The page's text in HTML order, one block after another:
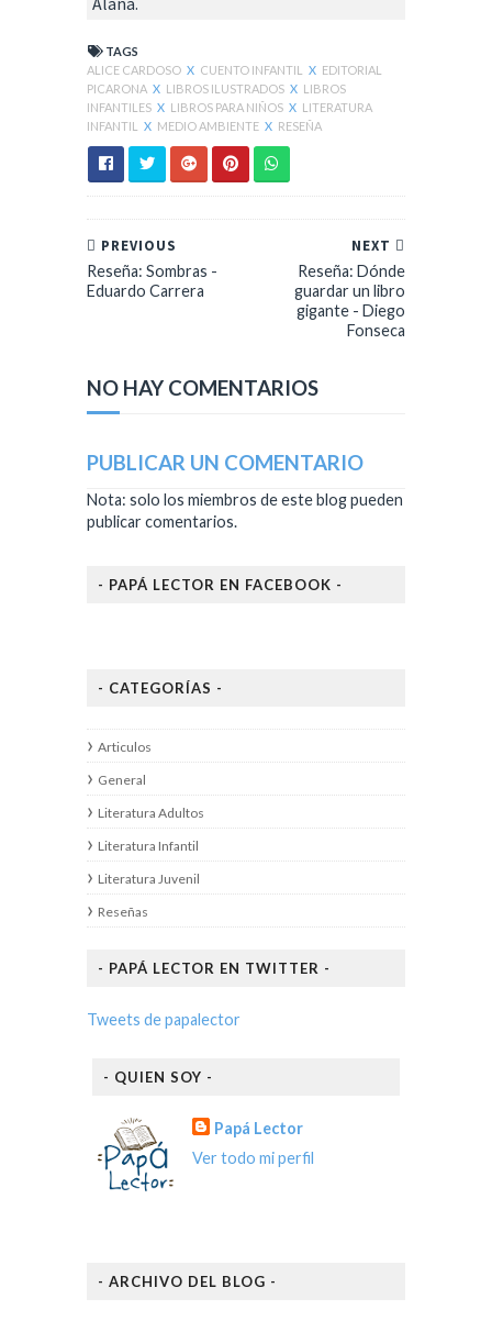
TAGS
ALICE CARDOSO X CUENTO INFANTIL X EDITORIAL
PICARONA X LIBROS ILUSTRADOS X LIBROS
INFANTILES X LIBROS PARA NIÑOS X LITERATURA
INFANTIL
X MEDIO AMBIENTE X RESEÑA
NEXT
Reseña: Dónde
guardar un libro
gigante - Diego
Fonseca
PREVIOUS
Reseña: Sombras -
Eduardo Carrera
NO HAY COMENTARIOS
PUBLICAR UN COMENTARIO
Nota: solo los miembros de este blog pueden
publicar comentarios.
- PAPÁ LECTOR EN FACEBOOK -
- CATEGORÍAS -
Articulos
General
Literatura Adultos
Literatura Infantil
Literatura Juvenil
Reseñas
- PAPÁ LECTOR EN TWITTER -
Tweets de papalector
- QUIEN SOY -
Papá Lector
Ver todo mi perfil
- ARCHIVO DEL BLOG -